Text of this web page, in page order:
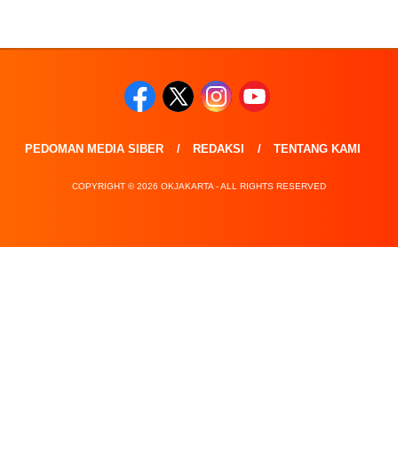
PEDOMAN MEDIA SIBER REDAKSI TENTANG KAMI
COPYRIGHT © 2026 OKJAKARTA - ALL RIGHTS RESERVED